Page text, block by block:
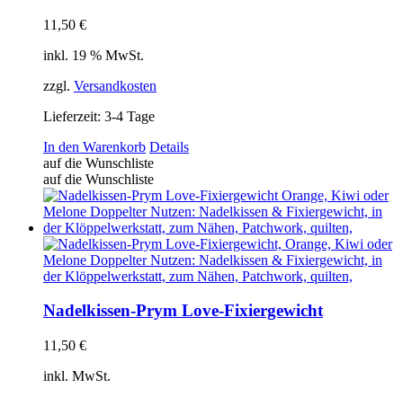
11,50 €
inkl. 19 % MwSt.
zzgl. Versandkosten
Lieferzeit: 3-4 Tage
In den Warenkorb Details
auf die Wunschliste
auf die Wunschliste
Nadelkissen-Prym Love-Fixiergewicht
11,50 €
inkl. MwSt.